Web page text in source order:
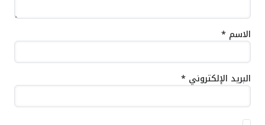
الاسم *
البريد الإلكتروني *